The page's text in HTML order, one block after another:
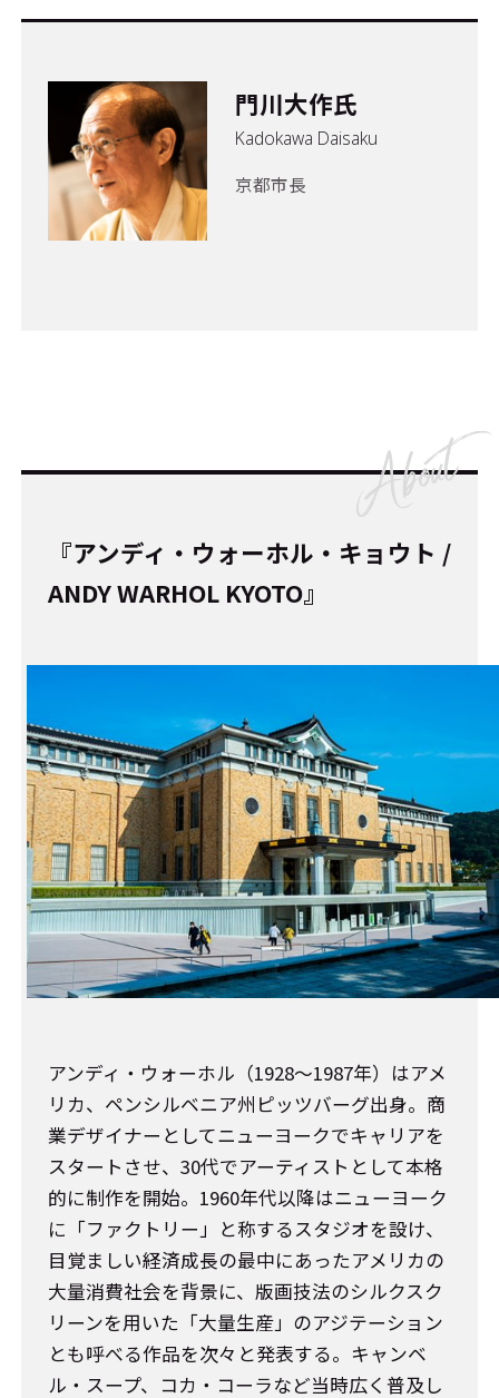
門川大作氏
Kadokawa Daisaku
京都市長
『アンディ・ウォーホル・キョウト /
ANDY WARHOL KYOTO』
アンディ・ウォーホル（1928～1987年）はアメ
リカ、ペンシルベニア州ピッツバーグ出身。商
業デザイナーとしてニューヨークでキャリアを
スタートさせ、30代でアーティストとして本格
的に制作を開始。1960年代以降はニューヨーク
に「ファクトリー」と称するスタジオを設け、
目覚ましい経済成長の最中にあったアメリカの
大量消費社会を背景に、版画技法のシルクスク
リーンを用いた「大量生産」のアジテーション
とも呼べる作品を次々と発表する。キャンベ
ル・スープ、コカ・コーラなど当時広く普及し